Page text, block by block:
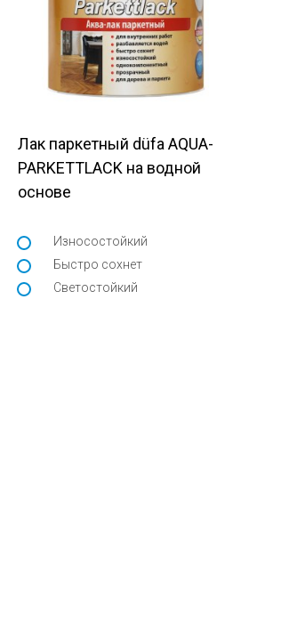
Лак паркетный düfa AQUA-
PARKETTLACK на водной
основе
Износостойкий
Быстро сохнет
Светостойкий